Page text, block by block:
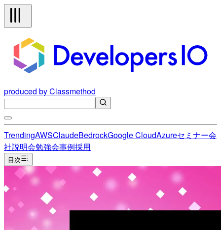
produced by Classmethod
TrendingAWSClaudeBedrockGoogle CloudAzureセミナー会
社説明会勉強会事例採用
目次